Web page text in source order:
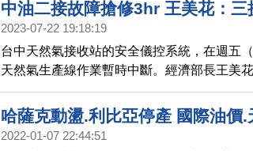
中油二接故障搶修3hr 王美花：三
2023-07-22 19:18:19
台中天然氣接收站的安全儀控系統，在週五
天然氣生產線作業暫時中斷。經濟部長王美
示，事故發生後，中油和台電緊急應變搶修
哈薩克動盪.利比亞停產 國際油價
2022-01-07 22:44:51